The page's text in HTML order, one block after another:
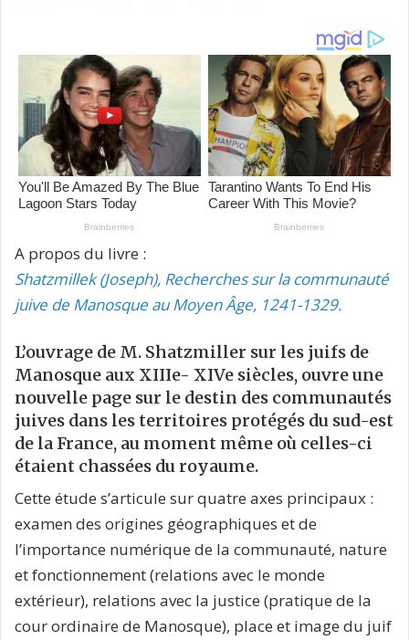
A propos du livre :
Shatzmillek (Joseph), Recherches sur la communauté
juive de Manosque au Moyen Âge, 1241-1329.
L’ouvrage de M. Shatzmiller sur les juifs de
Manosque aux XIIIe- XIVe siècles, ouvre une
nouvelle page sur le destin des communautés
juives dans les territoires protégés du sud-est
de la France, au moment même où celles-ci
étaient chassées du royaume.
Cette étude s’articule sur quatre axes principaux :
examen des origines géographiques et de
l’importance numérique de la communauté, nature
et fonctionnement (relations avec le monde
extérieur), relations avec la justice (pratique de la
cour ordinaire de Manosque), place et image du juif